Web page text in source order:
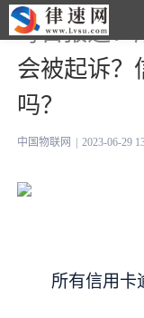
每日报道：
会被起诉？
吗？
中国物联网 2023-06-29
所有信用卡